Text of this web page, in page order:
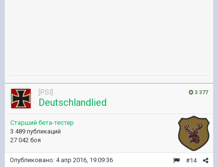
3 377
[PSI]
Deutschlandlied
Старший бета-тестер
3 489 публикаций
27 042 боя
#14
Опубликовано: 4 апр 2016, 19:09:36